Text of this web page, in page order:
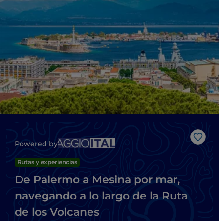
Me
Powered by
Rutas y experiencias
De Palermo a Mesina por mar,
navegando a lo largo de la Ruta
de los Volcanes